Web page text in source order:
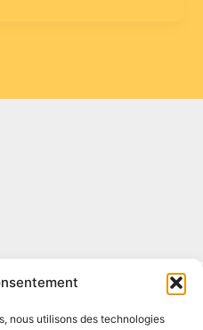
nous utilisons des technologies